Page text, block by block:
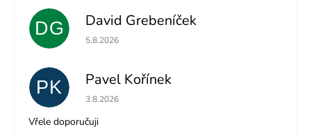
DG David Grebeníček
Hodnocení obchodu je 5 z 5 hvězdiček.
5.8.2026
PK Pavel Kořínek
Hodnocení obchodu je 5 z 5 hvězdiček.
3.8.2026
Vřele doporučuji